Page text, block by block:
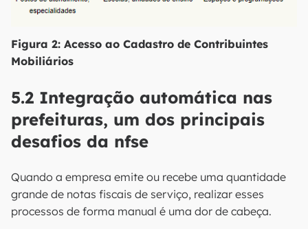
Figura 2: Acesso ao Cadastro de Contribuintes
Mobiliários
5.2 Integração automática nas
prefeituras, um dos principais
desafios da nfse
Quando a empresa emite ou recebe uma quantidade
grande de notas fiscais de serviço, realizar esses
processos de forma manual é uma dor de cabeça.